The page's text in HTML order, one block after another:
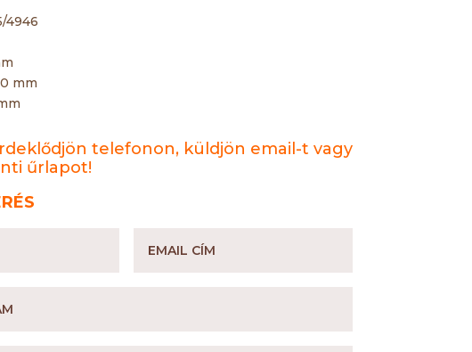
4946
mm
telefonon, küldjön email-t vagy
űrlapot!